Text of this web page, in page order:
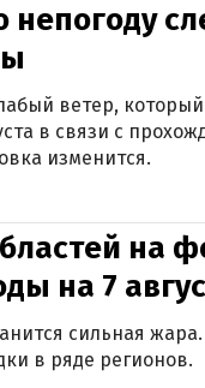
ветер,
в связи с
изменится.
на
на 7
сильная
в ряде регионов.